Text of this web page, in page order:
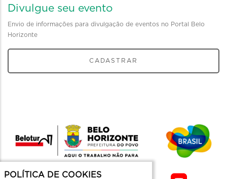
Divulgue seu evento
Envio de informações para divulgação de eventos no Portal Belo
Horizonte
CADASTRAR
POLÍTICA DE COOKIES